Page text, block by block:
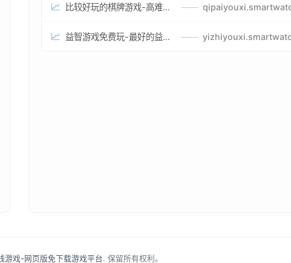
📈 比较好玩的棋牌游戏-高难度棋牌游戏-棋牌游戏到底怎么玩 ——
📈 益智游戏免费玩-最好的益智游戏-有趣的益智游戏策略 ——
戏-网页版免下载游戏平台. 保留所有权利。